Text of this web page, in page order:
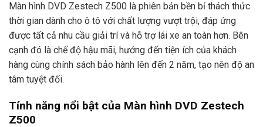
Màn hình DVD Zestech Z500 là phiên bản bền bỉ thách thức
thời gian dành cho ô tô với chất lượng vượt trội, đáp ứng
được tất cả nhu cầu giải trí và hỗ trợ lái xe an toàn hơn. Bên
cạnh đó là chế độ hậu mãi, hướng đến tiện ích của khách
hàng cùng chính sách bảo hành lên đến 2 năm, tạo nên độ an
tâm tuyệt đối.
Tính năng nổi bật của Màn hình DVD Zestech
Z500